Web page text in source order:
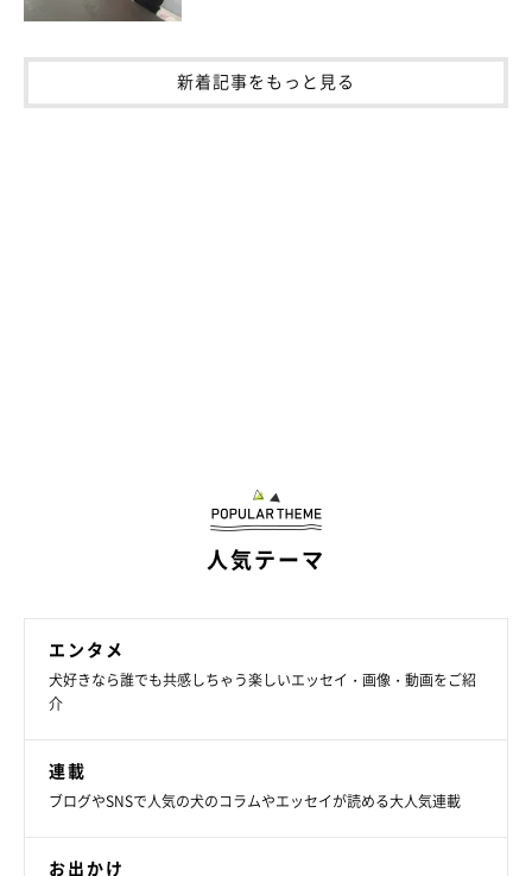
新着記事をもっと見る
人気テーマ
エンタメ
犬好きなら誰でも共感しちゃう楽しいエッセイ・画像・動画をご紹
介
連載
ブログやSNSで人気の犬のコラムやエッセイが読める大人気連載
お出かけ